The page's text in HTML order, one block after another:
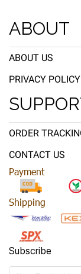
ABOUT
ABOUT US
PRIVACY POLICY
ORDER
CONTACT US
Payment
Shipping
Subscribe